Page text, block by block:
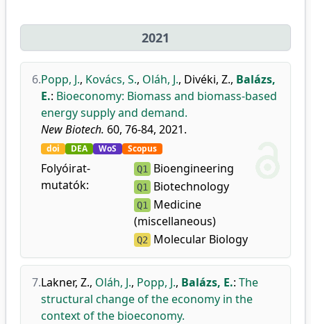
2021
6.Popp, J., Kovács, S., Oláh, J., Divéki, Z., Balázs,
E.: Bioeconomy: Biomass and biomass-based
energy supply and demand.
New Biotech. 60, 76-84, 2021.
doi DEA WoS Scopus
Folyóirat-
mutatók:
Q1 Bioengineering
Q1 Biotechnology
Q1 Medicine
(miscellaneous)
Q2 Molecular Biology
7.Lakner, Z., Oláh, J., Popp, J., Balázs, E.: The
structural change of the economy in the
context of the bioeconomy.